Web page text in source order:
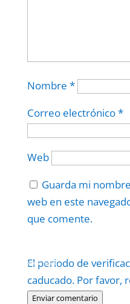
Nombre *
Correo electrónico*
Web
Guarda mi
web en este
que comente.
El periodo de
caducado. Por favor,
Enviar comentario
Politica–Términos.